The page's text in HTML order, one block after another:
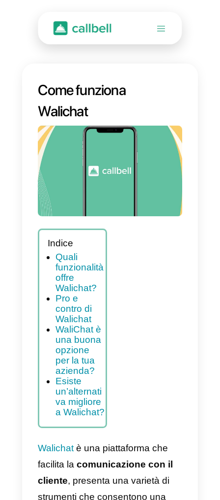
Come funziona
Walichat
Indice
Quali
funzionalità
offre
Walichat?
Pro e
contro di
Walichat
WaliChat è
una buona
opzione
per la tua
azienda?
Esiste
un’alternati
va migliore